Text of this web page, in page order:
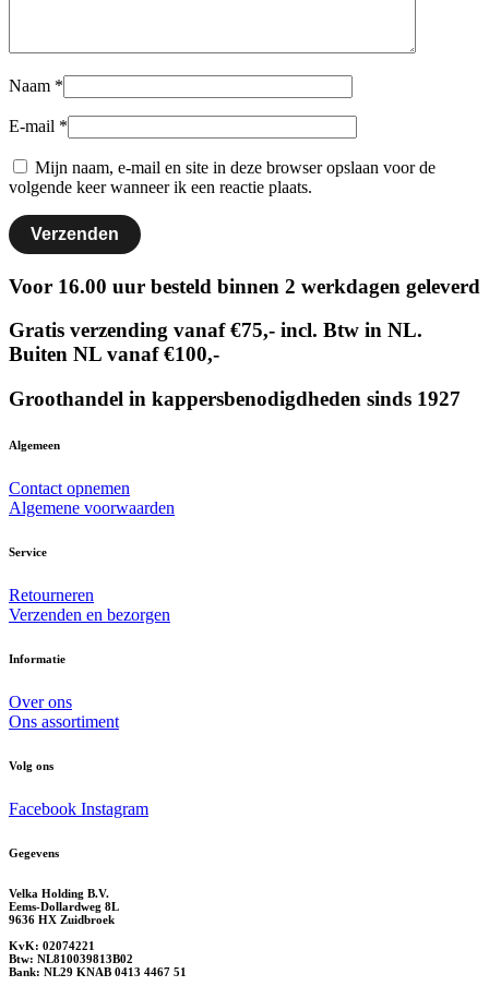
Naam *
E-mail *
Mijn naam, e-mail en site in deze browser opslaan voor de
volgende keer wanneer ik een reactie plaats.
Voor 16.00 uur besteld binnen 2 werkdagen geleverd
Gratis verzending vanaf €75,- incl. Btw in NL.
Buiten NL vanaf €100,-
Groothandel in kappersbenodigdheden sinds 1927
Algemeen
Contact opnemen
Algemene voorwaarden
Service
Retourneren
Verzenden en bezorgen
Informatie
Over ons
Ons assortiment
Volg ons
Facebook Instagram
Gegevens
Velka Holding B.V.
Eems-Dollardweg 8L
9636 HX Zuidbroek
KvK: 02074221
Btw: NL810039813B02
Bank: NL29 KNAB 0413 4467 51